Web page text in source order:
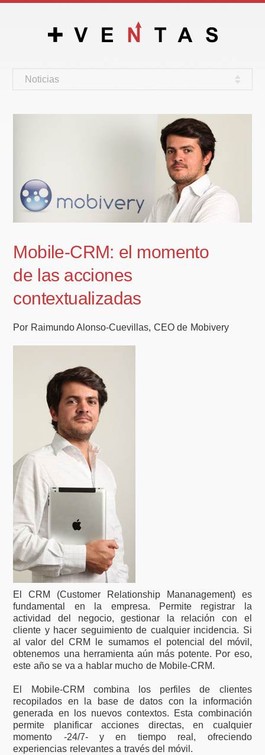
Noticias
Mobile-CRM: el momento
de las acciones
contextualizadas
Por Raimundo Alonso-Cuevillas, CEO de Mobivery
El CRM (Customer Relationship Mananagement) es
fundamental en la empresa. Permite registrar la
actividad del negocio, gestionar la relación con el
cliente y hacer seguimiento de cualquier incidencia. Si
al valor del CRM le sumamos el potencial del móvil,
obtenemos una herramienta aún más potente. Por eso,
este año se va a hablar mucho de Mobile-CRM.
El Mobile-CRM combina los perfiles de clientes
recopilados en la base de datos con la información
generada en los nuevos contextos. Esta combinación
permite planificar acciones directas, en cualquier
momento -24/7- y en tiempo real, ofreciendo
experiencias relevantes a través del móvil.